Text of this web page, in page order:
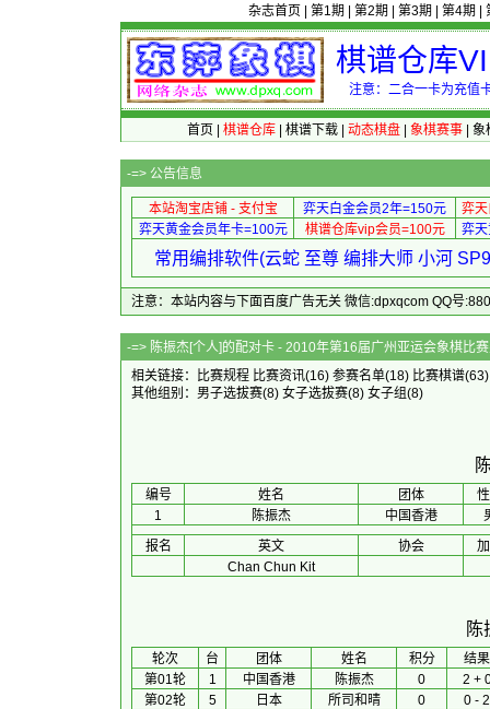
杂志首页 第1期 第2期 第3期 第4期
棋谱仓库
注意：二合一卡为充值
首页 棋谱仓库| 棋谱下载| 动态棋盘| 象棋赛事| 象
-=> 公告信息
本站淘宝店铺 - 支付宝 弈天白金会员2年=150元
弈
弈天黄金会员年卡=100元
棋谱仓库vip会员=100元 弈
常用编排软件(云蛇 至尊 编排大师 小河
注意：本站内容与下面百度广告无关 微信:dpxqcom QQ号
-=> 陈振杰[个人]的配对卡 - 2010年第
相关链接：
比赛规程 比赛资讯(16) 参赛名单(18) 比赛棋谱
其他组别： 男子选拔赛(8) 女子选拔赛(8) 女子组(8)
编号 姓名 团体
1
陈振杰 中国香港
报名
英文 协会
Chan Chun Kit
陈
轮次 台 团体 姓名 积分
结
第01轮
1 中国香港 陈振杰 0
2 +
第02轮
5 日本 所司和晴 0
0 - 2